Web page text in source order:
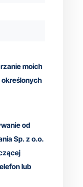
moich
określonych
od
Sp. z o.o.
lub